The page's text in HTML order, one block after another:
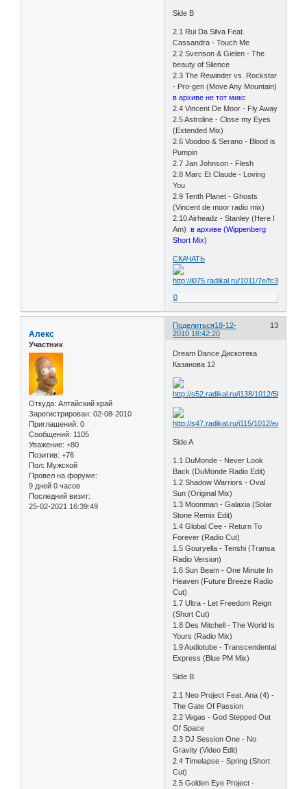
Side B
2.1 Rui Da Silva Feat.
Cassandra - Touch Me
2.2 Svenson & Gielen - The
beauty of Silence
2.3 The Rewinder vs. Rockstar
- Pro-gen (Move Any Mountain)
в архиве не тот микс
2.4 Vincent De Moor - Fly Away
2.5 Astroline - Close my Eyes
(Extended Mix)
2.6 Voodoo & Serano - Blood is
Pumpin
2.7 Jan Johnson - Flesh
2.8 Marc Et Claude - Loving
You
2.9 Tenth Planet - Ghosts
(Vincent de moor radio mix)
2.10 Airheadz - Stanley (Here I
Am)в архиве (Wippenberg
Short Mix)
СКАЧАТЬ
0
Поделиться 13
18-12-
2010 18:42:20
Алекс
Участник
Откуда: Алтайский край
Зарегистрирован: 02-08-2010
Приглашений: 0
Сообщений: 1105
Уважение: +80
Позитив: +76
Пол: Мужской
Провел на форуме:
9 дней 0 часов
Последний визит:
25-02-2021 16:39:49
Dream Dance Дискотека
Казанова 12
Side A
1.1 DuMonde - Never Look
Back (DuMonde Radio Edit)
1.2 Shadow Warriors - Oval
Sun (Original Mix)
1.3 Moonman - Galaxia (Solar
Stone Remix Edit)
1.4 Global Cee - Return To
Forever (Radio Cut)
1.5 Gouryella - Tenshi (Transa
Radio Version)
1.6 Sun Beam - One Minute In
Heaven (Future Breeze Radio
Cut)
1.7 Ultra - Let Freedom Reign
(Short Cut)
1.8 Des Mitchell - The World Is
Yours (Radio Mix)
1.9 Audiotube - Transcendental
Express (Blue PM Mix)
Side B
2.1 Neo Project Feat. Ana (4) -
The Gate Of Passion
2.2 Vegas - God Stepped Out
Of Space
2.3 DJ Session One - No
Gravity (Video Edit)
2.4 Timelapse - Spring (Short
Cut)
2.5 Golden Eye Project -